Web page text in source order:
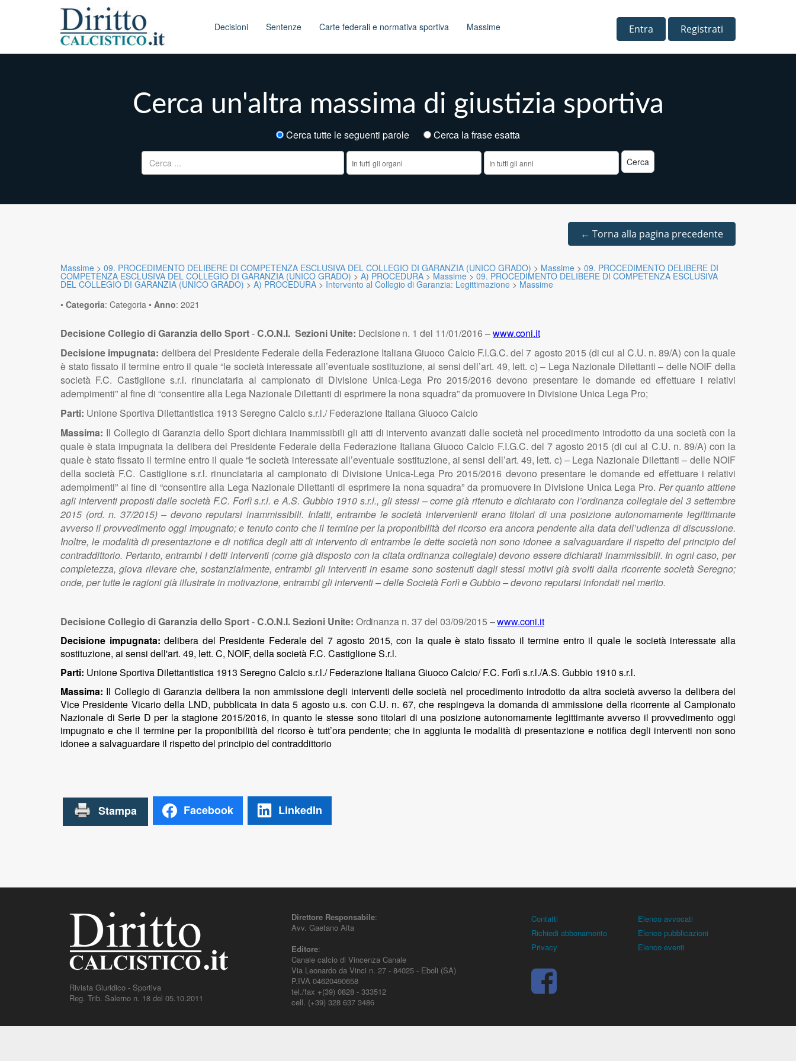
Main menu Decisioni Sentenze Carte federali e normativa sportiva Massime Entra Registrati
Cerca un'altra massima di giustizia sportiva
Cerca tutte le seguenti parole
Cerca la frase esatta
Ricerca per:
← Torna alla pagina precedente
Massime > 09. PROCEDIMENTO DELIBERE DI COMPETENZA ESCLUSIVA DEL COLLEGIO DI GARANZIA (UNICO GRADO) > Massime > 09. PROCEDIMENTO DELIBERE DI
COMPETENZA ESCLUSIVA DEL COLLEGIO DI GARANZIA (UNICO GRADO) > A) PROCEDURA > Massime> 09. PROCEDIMENTO DELIBERE DI COMPETENZA ESCLUSIVA
DEL COLLEGIO DI GARANZIA (UNICO GRADO) > A) PROCEDURA > Intervento al Collegio di Garanzia: Legittimazione > Massime
• Categoria: Categoria • Anno: 2021
Decisione Collegio di Garanzia dello Sport-C.O.N.I. Sezioni Unite: Decisionen. 1 del 11/01/2016–www.coni.it
Decisione impugnata: delibera del Presidente Federale della Federazione Italiana Giuoco Calcio F.I.G.C. del 7 agosto 2015 (di cui al C.U. n. 89/A) con la quale
è stato fissato il termine entro il quale “le società interessate all’eventuale sostituzione, ai sensi dell’art. 49, lett. c) – Lega Nazionale Dilettanti – delle NOIF della
società F.C. Castiglione s.r.l. rinunciataria al campionato di Divisione Unica-Lega Pro 2015/2016 devono presentare le domande ed effettuare i relativi
adempimenti” al fine di “consentire alla Lega Nazionale Dilettanti di esprimere la nona squadra” da promuovere in Divisione Unica Lega Pro;
Parti: Unione Sportiva Dilettantistica 1913 Seregno Calcio s.r.l./ Federazione Italiana Giuoco Calcio
Massima: Il Collegio di Garanzia dello Sport dichiara inammissibili gli atti di intervento avanzati dalle società nel procedimento introdotto da una società con la
quale è stata impugnata la delibera del Presidente Federale della Federazione Italiana Giuoco Calcio F.I.G.C. del 7 agosto 2015 (di cui al C.U. n. 89/A) con la
quale è stato fissato il termine entro il quale “le società interessate all’eventuale sostituzione, ai sensi dell’art. 49, lett. c) – Lega Nazionale Dilettanti – delle NOIF
della società F.C. Castiglione s.r.l. rinunciataria al campionato di Divisione Unica-Lega Pro 2015/2016 devono presentare le domande ed effettuare i relativi
adempimenti” al fine di “consentire alla Lega Nazionale Dilettanti di esprimere la nona squadra” da promuovere in Divisione Unica Lega Pro. Per quanto attiene
agli interventi proposti dalle società F.C. Forlì s.r.l. e A.S. Gubbio 1910 s.r.l., gli stessi – come già ritenuto e dichiarato con l’ordinanza collegiale del 3 settembre
2015 (ord. n. 37/2015) – devono reputarsi inammissibili. Infatti, entrambe le società intervenienti erano titolari di una posizione autonomamente legittimante
avverso il provvedimento oggi impugnato; e tenuto conto che il termine per la proponibilità del ricorso era ancora pendente alla data dell’udienza di discussione.
Inoltre, le modalità di presentazione e di notifica degli atti di intervento di entrambe le dette società non sono idonee a salvaguardare il rispetto del principio del
contraddittorio. Pertanto, entrambi i detti interventi (come già disposto con la citata ordinanza collegiale) devono essere dichiarati inammissibili. In ogni caso, per
completezza, giova rilevare che, sostanzialmente, entrambi gli interventi in esame sono sostenuti dagli stessi motivi già svolti dalla ricorrente società Seregno;
onde, per tutte le ragioni già illustrate in motivazione, entrambi gli interventi – delle Società Forlì e Gubbio – devono reputarsi infondati nel merito.
Decisione Collegio di Garanzia dello Sport-C.O.N.I.Sezioni Unite: Ordinanza n. 37 del 03/09/2015 –www.coni.it
Decisione impugnata: delibera del Presidente Federale del 7 agosto 2015, con la quale è stato fissato il termine entro il quale le società interessate alla
sostituzione, ai sensi dell'art. 49, lett. C, NOIF, della società F.C. Castiglione S.r.l.
Parti: Unione Sportiva Dilettantistica 1913 Seregno Calcio s.r.l./ Federazione Italiana Giuoco Calcio/ F.C. Forlì s.r.l./A.S. Gubbio 1910 s.r.l.
Massima: Il Collegio di Garanzia delibera la non ammissione degli interventi delle società nel procedimento introdotto da altra società avverso la delibera del
Vice Presidente Vicario della LND, pubblicata in data 5 agosto u.s. con C.U. n. 67, che respingeva la domanda di ammissione della ricorrente al Campionato
Nazionale di Serie D per la stagione 2015/2016, in quanto le stesse sonotitolari di una posizione autonomamente legittimante avverso il provvedimento oggi
impugnato e che il termine per la proponibilità del ricorso è tutt’ora pendente; che in aggiunta le modalità di presentazione e notifica degli interventi non sono
idonee a salvaguardare il rispetto del principio del contraddittorio
Facebook LinkedIn
Rivista Giuridico - Sportiva
Reg. Trib. Salerno n. 18 del 05.10.2011
Direttore Responsabile:
Avv. Gaetano Aita
Editore:
Canale calcio di Vincenza Canale
Via Leonardo da Vinci n. 27 - 84025 - Eboli (SA)
P.IVA 04620490658
tel./fax +(39) 0828 - 333512
cell. (+39) 328 637 3486
Contatti
Richiedi abbonamento
Privacy
Elenco avvocati
Elenco pubblicazioni
Elenco eventi